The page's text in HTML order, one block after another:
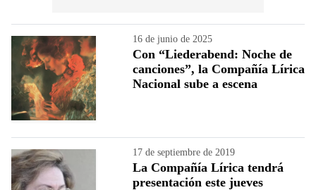
16 de junio de 2025
Con “Liederabend: Noche de
canciones”, la Compañía Lírica
Nacional sube a escena
17 de septiembre de 2019
La Compañía Lírica tendrá
presentación este jueves